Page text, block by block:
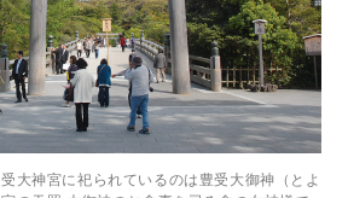
大神宮に祀られているのは豊受大御神（とよ